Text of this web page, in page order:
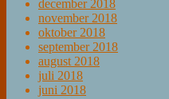
december 2018
november 2018
oktober 2018
september 2018
august 2018
juli 2018
juni 2018